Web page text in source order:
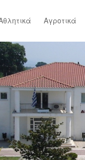
Αγροτικά